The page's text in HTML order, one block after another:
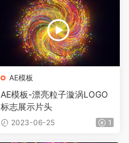
AE模板
AE模板-漂亮粒子漩涡LOGO
标志展示片头
2023-06-25 1